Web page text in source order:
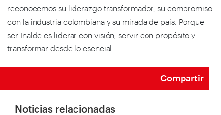
reconocemos su liderazgo transformador, su compromiso
con la industria colombiana y su mirada de país. Porque
ser Inalde es liderar con visión, servir con propósito y
transformar desde lo esencial.
Compartir
Noticias relacionadas